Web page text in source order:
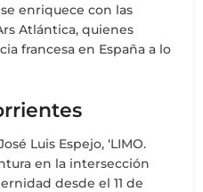
enriquece con las
Atlántica, quienes
francesa en España a lo
Luis Espejo, ‘LIMO.
en la intersección
desde el 11 de